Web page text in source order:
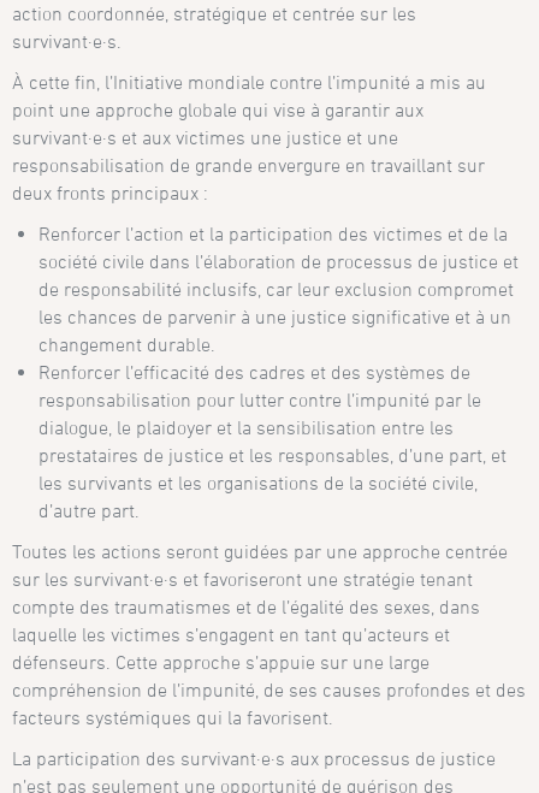
action coordonnée, stratégique et centrée sur les
survivant·e·s.
À cette fin, l’Initiative mondiale contre l’impunité a mis au
point une approche globale qui vise à garantir aux
survivant·e·s et aux victimes une justice et une
responsabilisation de grande envergure en travaillant sur
deux fronts principaux :
Renforcer l’action et la participation des victimes et de la
société civile dans l’élaboration de processus de justice et
de responsabilité inclusifs, car leur exclusion compromet
les chances de parvenir à une justice significative et à un
changement durable.
Renforcer l’efficacité des cadres et des systèmes de
responsabilisation pour lutter contre l’impunité par le
dialogue, le plaidoyer et la sensibilisation entre les
prestataires de justice et les responsables, d’une part, et
les survivants et les organisations de la société civile,
d’autre part.
Toutes les actions seront guidées par une approche centrée
sur les survivant·e·s et favoriseront une stratégie tenant
compte des traumatismes et de l’égalité des sexes, dans
laquelle les victimes s’engagent en tant qu’acteurs et
défenseurs. Cette approche s’appuie sur une large
compréhension de l’impunité, de ses causes profondes et des
facteurs systémiques qui la favorisent.
La participation des survivant·e·s aux processus de justice
n’est pas seulement une opportunité de guérison des